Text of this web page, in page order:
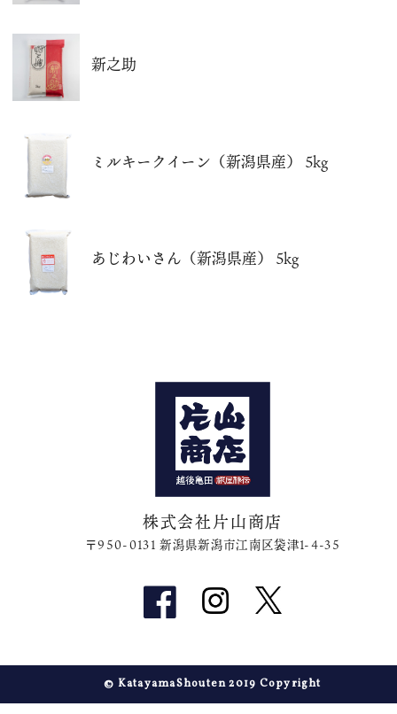
新之助
ミルキークイーン（新潟県産） 5kg
あじわいさん（新潟県産） 5kg
株式会社片山商店
〒950-0131 新潟県新潟市江南区袋津1-4-35
© KatayamaShouten 2019 Copyright